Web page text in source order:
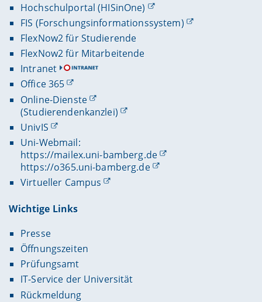
Hochschulportal (HISinOne)
FIS (Forschungsinformationssystem)
FlexNow2 für Studierende
FlexNow2 für Mitarbeitende
Intranet
Office 365
Online-Dienste
(Studierendenkanzlei)
UnivIS
Uni-Webmail:
https://mailex.uni-bamberg.de
https://o365.uni-bamberg.de
Virtueller Campus
Wichtige Links
Presse
Öffnungszeiten
Prüfungsamt
IT-Service der Universität
Rückmeldung